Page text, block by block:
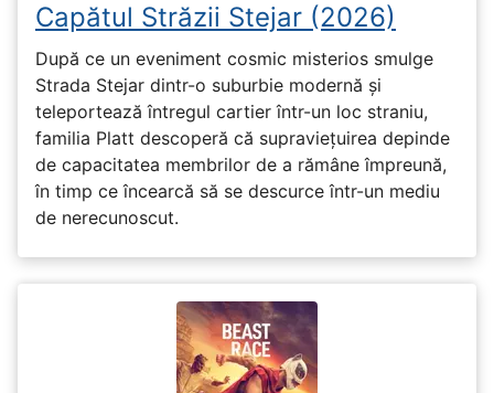
Capătul Străzii Stejar (2026)
După ce un eveniment cosmic misterios smulge
Strada Stejar dintr-o suburbie modernă și
teleportează întregul cartier într-un loc straniu,
familia Platt descoperă că supraviețuirea depinde
de capacitatea membrilor de a rămâne împreună,
în timp ce încearcă să se descurce într-un mediu
de nerecunoscut.